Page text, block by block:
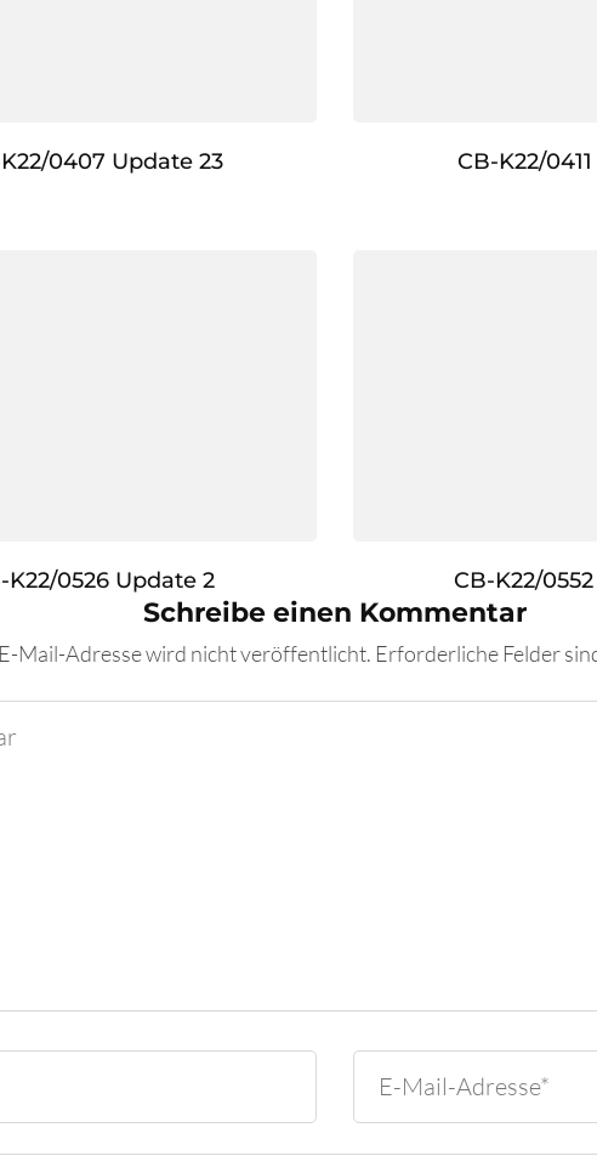
0407 Update 23 CB-K22/
K22/0526 Update 2 CB-K22/
Schreibe einen Kommentar
Mail-Adresse wird nicht veröffentlicht. Erforderliche Felder